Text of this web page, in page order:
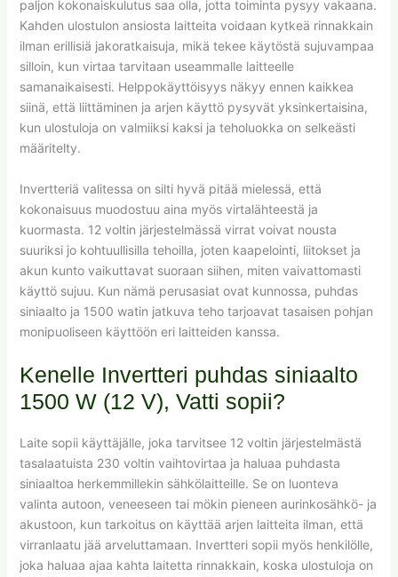
paljon kokonaiskulutus saa olla, jotta toiminta pysyy vakaana.
Kahden ulostulon ansiosta laitteita voidaan kytkeä rinnakkain
ilman erillisiä jakoratkaisuja, mikä tekee käytöstä sujuvampaa
silloin, kun virtaa tarvitaan useammalle laitteelle
samanaikaisesti. Helppokäyttöisyys näkyy ennen kaikkea
siinä, että liittäminen ja arjen käyttö pysyvät yksinkertaisina,
kun ulostuloja on valmiiksi kaksi ja teholuokka on selkeästi
määritelty.
Invertteriä valitessa on silti hyvä pitää mielessä, että
kokonaisuus muodostuu aina myös virtalähteestä ja
kuormasta. 12 voltin järjestelmässä virrat voivat nousta
suuriksi jo kohtuullisilla tehoilla, joten kaapelointi, liitokset ja
akun kunto vaikuttavat suoraan siihen, miten vaivattomasti
käyttö sujuu. Kun nämä perusasiat ovat kunnossa, puhdas
siniaalto ja 1500 watin jatkuva teho tarjoavat tasaisen pohjan
monipuoliseen käyttöön eri laitteiden kanssa.
Kenelle Invertteri puhdas siniaalto
1500 W (12 V), Vatti sopii?
Laite sopii käyttäjälle, joka tarvitsee 12 voltin järjestelmästä
tasalaatuista 230 voltin vaihtovirtaa ja haluaa puhdasta
siniaaltoa herkemmillekin sähkölaitteille. Se on luonteva
valinta autoon, veneeseen tai mökin pieneen aurinkosähkö- ja
akustoon, kun tarkoitus on käyttää arjen laitteita ilman, että
virranlaatu jää arveluttamaan. Invertteri sopii myös henkilölle,
joka haluaa ajaa kahta laitetta rinnakkain, koska ulostuloja on